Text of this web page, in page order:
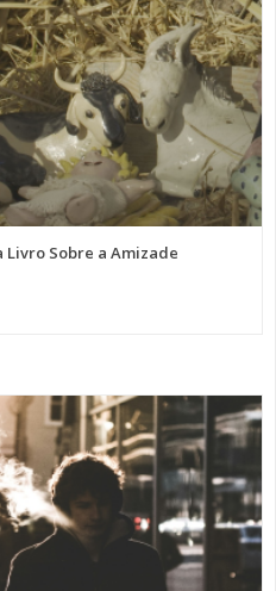
Livro Sobre a Amizade